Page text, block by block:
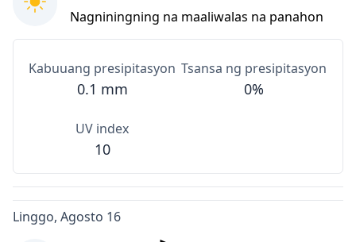
Nagniningning na maaliwalas na panahon
Kabuuang presipitasyon
0.1 mm
Tsansa ng presipitasyon
0%
UV index
10
Linggo, Agosto 16